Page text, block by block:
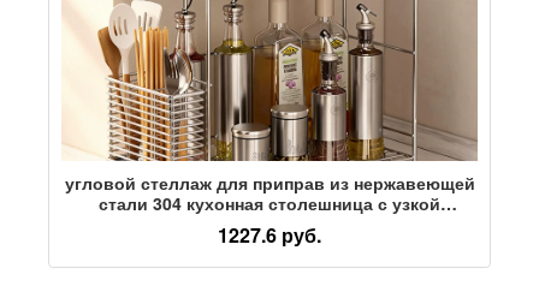
угловой стеллаж для приправ из нержавеющей
стали 304 кухонная столешница с узкой
стороной для хранения масла, соли, соуса и
уксуса двухслойный стеллаж для приправ
1227.6 руб.